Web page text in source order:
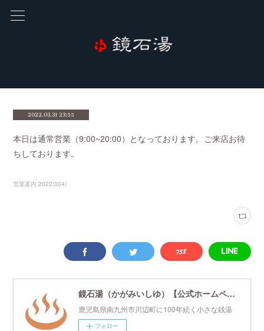
2022.03.31 23:55
本日は通常営業（9:00~20:00）となっております。ご来店お待
ちしております。
営業案内 2022(304)
鏡石湯（かがみいしゆ）【公式ホームページ】
鹿児島県南九州市川辺町に100年続く小さな銭湯
フォロー